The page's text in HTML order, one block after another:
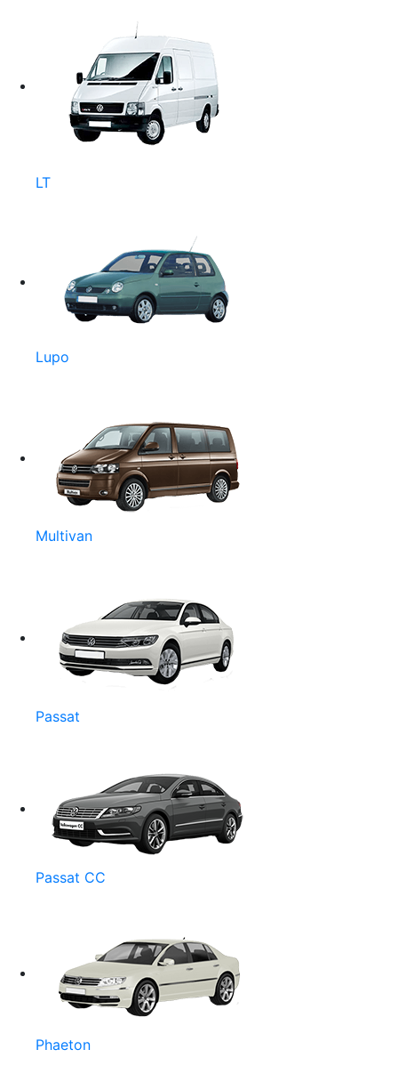
LT
Lupo
Multivan
Passat
Passat CC
Phaeton